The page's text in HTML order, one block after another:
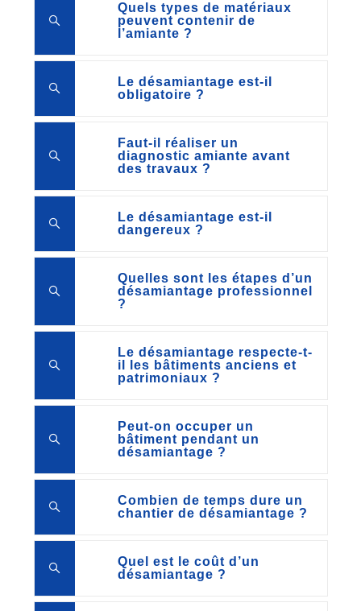
Quels types de matériaux
peuvent contenir de
l’amiante ?
Le désamiantage est-il
obligatoire ?
Faut-il réaliser un
diagnostic amiante avant
des travaux ?
Le désamiantage est-il
dangereux ?
Quelles sont les étapes d’un
désamiantage professionnel
?
Le désamiantage respecte-t-
il les bâtiments anciens et
patrimoniaux ?
Peut-on occuper un
bâtiment pendant un
désamiantage ?
Combien de temps dure un
chantier de désamiantage ?
Quel est le coût d’un
désamiantage ?